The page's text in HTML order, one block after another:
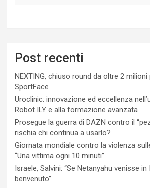
Post recenti
NEXTING, chiuso round da oltre 2
SportFace
Uroclinic: innovazione ed eccellenza
Robot ILY e alla formazione avanzata
Prosegue la guerra di DAZN contro il
rischia chi continua a usarlo?
Giornata mondiale contro la violenza
“Una vittima ogni 10 minuti”
Israele, Salvini: “Se Netanyahu venisse
benvenuto”